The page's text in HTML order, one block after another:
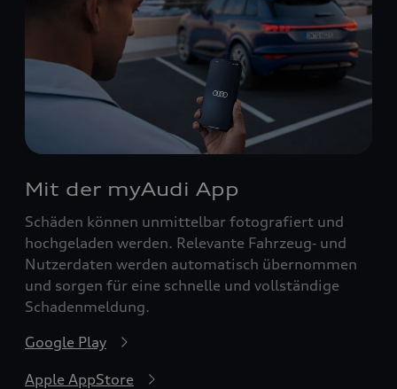
Mit der myAudi App
Schäden können unmittelbar fotografiert und
hochgeladen werden. Relevante Fahrzeug‑ und
Nutzerdaten werden automatisch übernommen
und sorgen für eine schnelle und vollständige
Schadenmeldung.
Google Play
Apple AppStore